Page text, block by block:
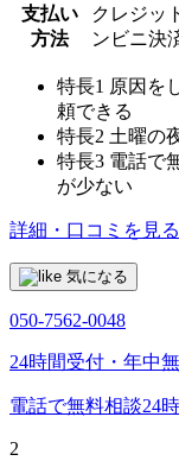
支払い
方法
クレジッ
ンビニ決
特長1 原因を
頼できる
特長2 土曜の
特長3 電話で
が少ない
詳細・口コミを見る
気になる
050-7562-0048
24時間受付・年中
電話で無料相談24
2